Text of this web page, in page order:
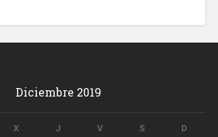
Diciembre 2019
X J V S D